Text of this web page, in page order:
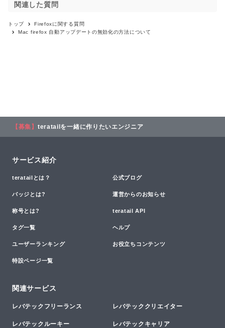
関連した質問
トップ Firefoxに関する質問
Mac firefox 自動アップデートの無効化の方法について
【募集】 teratailを一緒に作りたいエンジニア
サービス紹介
teratailとは？ 公式ブログ
バッジとは? 運営からのお知らせ
称号とは? teratail API
タグ一覧 ヘルプ
ユーザーランキング お役立ちコンテンツ
特設ページ一覧
関連サービス
レバテックフリーランス レバテッククリエイター
レバテックルーキー レバテックキャリア